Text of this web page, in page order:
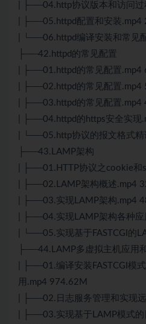
| ├──04.http协议版本和访问
| ├──05.httpd配置和安装.mp4
| └──06.httpd编译安装和常见
├──42.httpd的常见配置
| ├──01.httpd的常见配置.mp4
| ├──02.httpd的常见配置.mp4
| ├──03.httpd的常见配置.mp4
| ├──04.httpd的https安全实现
| └──05.http协议的报文格式
├──43.LAMP架构
| ├──01. HTTP 协议之cookie
| ├──02.LAMP架构概述.mp4
| ├──03.实现LAMP架构.mp4
| ├──04.实现LAMP架构各种
| └──05.实现基于FASTCGI的
├──44.LAMP多虚拟主机应用
| ├──01.编译安装FASTCGI模
用.mp4 974.62M
| ├──02.日志服务管理和实现
| ├──03.实现基于LAMP模式